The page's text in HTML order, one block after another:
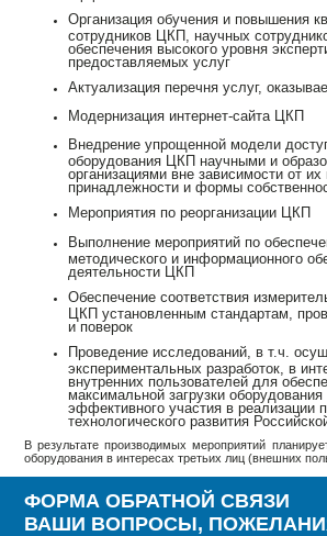
Организация обучения и повышения
сотрудников ЦКП, научных
обеспечения высокого уровня
предоставляемых услуг
Актуализация перечня услуг,
Модернизация интернет-сайта ЦКП
Внедрение упрощенной модели
оборудования ЦКП научными и
организациями вне зависимости от
принадлежности и формы
Мероприятия по реорганизации ЦКП
Выполнение мероприятий по
методического и информационного
деятельности ЦКП
Обеспечение соответствия
ЦКП установленным стандартам,
и поверок
Проведение исследований, в т.ч.
экспериментальных разработок, в
внутренних пользователей для
максимальной загрузки
эффективного участия в реализации
технологического развития
В результате производимых мероприятий
оборудования в интересах третьих лиц (внешних
ФОРМА ОБРАТНОЙ СВЯЗИ
ВАШИ ВОПРОСЫ,